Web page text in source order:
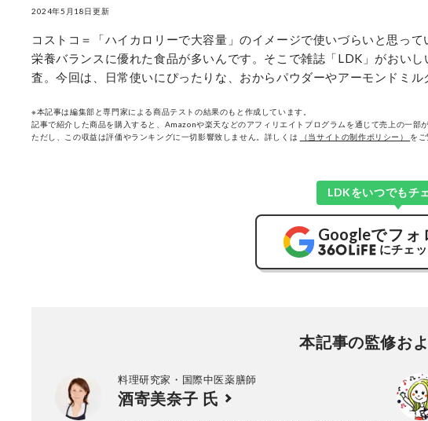
2024年5月18日更新
コストコ＝「ハイカロリーで大容量」のイメージで使いづらいと思っ
栄養バランスに優れた食品が多いんです。そこで雑誌「LDK」がおい
査。今回は、日常使いにぴったりな、おからパウダーやアーモンドミル
※本記事は編集部と専門家による商品テストの結果のもと作成しています。
記事で紹介した商品を購入すると、Amazonや楽天などのアフィリエイトプログラムを通じて売上の一部
ただし、この収益は評価やランキングに一切影響致しません。詳しくは
（当サイトの制作ポリシー） をご
LDKをいつでもチ
Googleでフォ
にチェ
本記事の監修お
料理研究家・国際中医薬膳師
酒寄美奈子 氏